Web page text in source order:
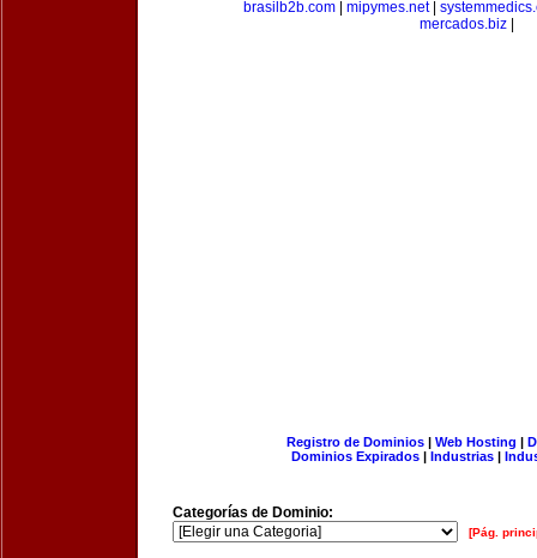
brasilb2b.com
mipymes.net|
mercados.biz|
Registro de Dominios| Web Hosting |
Dominios Expirados | Industrias |
Categorías de Dominio:
[Pág.